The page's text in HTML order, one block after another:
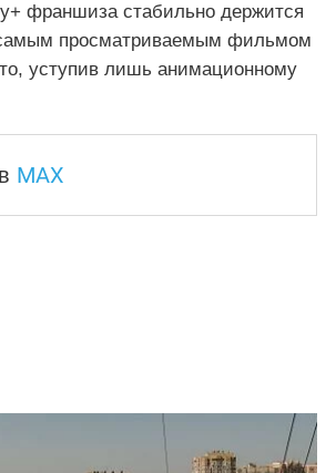
франшиза стабильно держится
просматриваемым фильмом
уступив лишь анимационному
в MAX